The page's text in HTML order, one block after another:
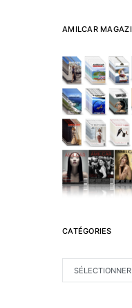
AMILCAR
CATÉGORIES